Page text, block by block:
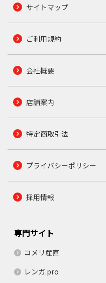
サイトマップ
ご利用規約
会社概要
店舗案内
特定商取引法
プライバシーポリシー
採用情報
専門サイト
コメリ産直
レンガ.pro